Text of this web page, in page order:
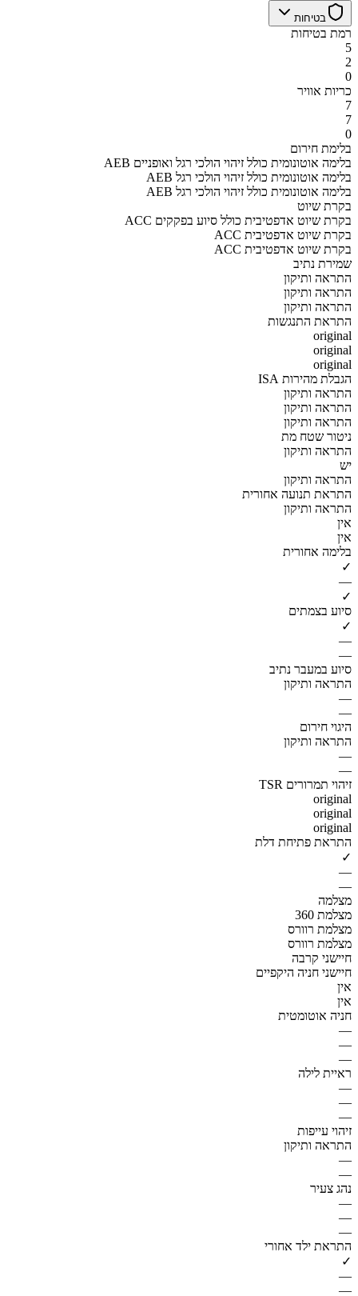
בטיחות
רמת בטיחות
5
2
0
כריות אוויר
7
7
0
בלימת חירום
AEB בלימה אוטונומית כולל זיהוי הולכי רגל ואופניים
AEB בלימה אוטונומית כולל זיהוי הולכי רגל
AEB בלימה אוטונומית כולל זיהוי הולכי רגל
בקרת שיוט
ACC בקרת שיוט אדפטיבית כולל סיוע בפקקים
ACC בקרת שיוט אדפטיבית
ACC בקרת שיוט אדפטיבית
שמירת נתיב
התראה ותיקון
התראה ותיקון
התראה ותיקון
התראת התנגשות
original
original
original
הגבלת מהירות ISA
התראה ותיקון
התראה ותיקון
התראה ותיקון
ניטור שטח מת
התראה ותיקון
יש
התראה ותיקון
התראת תנועה אחורית
התראה ותיקון
אין
אין
בלימה אחורית
✓
—
✓
סיוע בצמתים
✓
—
—
סיוע במעבר נתיב
התראה ותיקון
—
—
היגוי חירום
התראה ותיקון
—
—
זיהוי תמרורים TSR
original
original
original
התראת פתיחת דלת
✓
—
—
מצלמה
מצלמת 360
מצלמת רוורס
מצלמת רוורס
חיישני קרבה
חיישני חניה היקפיים
אין
אין
חניה אוטומטית
—
—
—
ראיית לילה
—
—
—
זיהוי עייפות
התראה ותיקון
—
—
נהג צעיר
—
—
—
התראת ילד אחורי
✓
—
—